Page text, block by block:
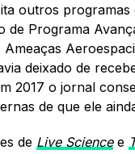
outros programas
de Programa
deixado de
2017 o jornal
de que ele
de Live Sciencee